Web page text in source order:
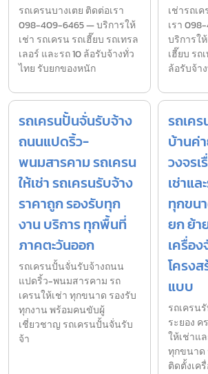
รถเครนบางเตย ติดต่อเรา
098-409-6465 — บริการให้
เช่า รถเครน รถเฮี๊ยบ รถเทรล
เลอร์ และรถ 10 ล้อรับจ้างทั่ว
ไทย รับยกของหนัก
เช่ารถเ
เรา
บริการใ
เฮี๊ยบ รถ
ล้อรับจ้า
รถเครนปั้นจั่นรับจ้าง
ถนนแปดริ้ว-
พนมสารคาม รถเครน
ให้เช่า รถเครนรับจ้าง
ราคาถูก รองรับทุก
งาน บริการ ทุกพื้นที่
ภาคตะวันออก
รถเครนปั้นจั่นรับจ้างถนน
แปดริ้ว-พนมสารคาม รถ
เครนให้เช่า ทุกขนาด รองรับ
ทุกงาน พร้อมคนขับผู้
เชี่ยวชาญ รถเครนปั้นจั่นรับ
จ้า
รถเค
บ้านค่
วงจรเ
เช่าแ
ทุกขน
ยก ย้
เครื่อง
โครง
แบบ
รถเครน
ระยอง ค
ให้เช่าแ
ทุกขนาด
ติดตั้งเค